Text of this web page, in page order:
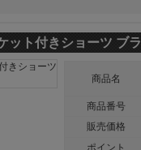
ット付きショーツ ブ
商品名
商品番号
販売価格
ポイント